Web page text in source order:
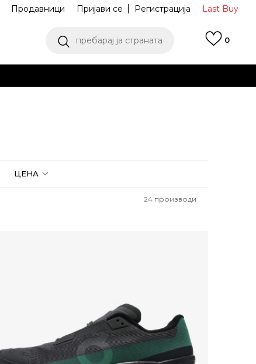
Last Buy
Пријави се Регистрација
Продавници
пребарај ја страната 0
ЦЕНА
24 производи